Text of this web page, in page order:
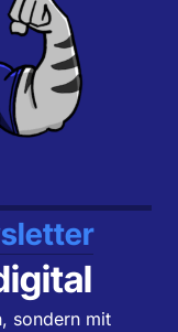
sondern mit